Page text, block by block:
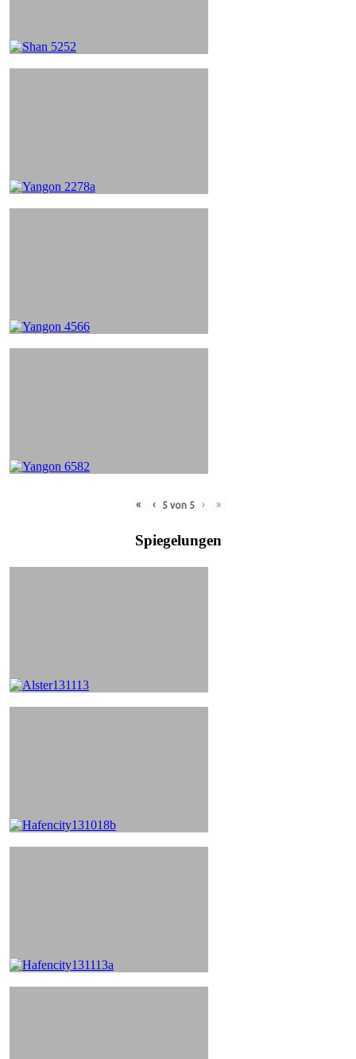
« ‹ 5von 5 › »
Spiegelungen